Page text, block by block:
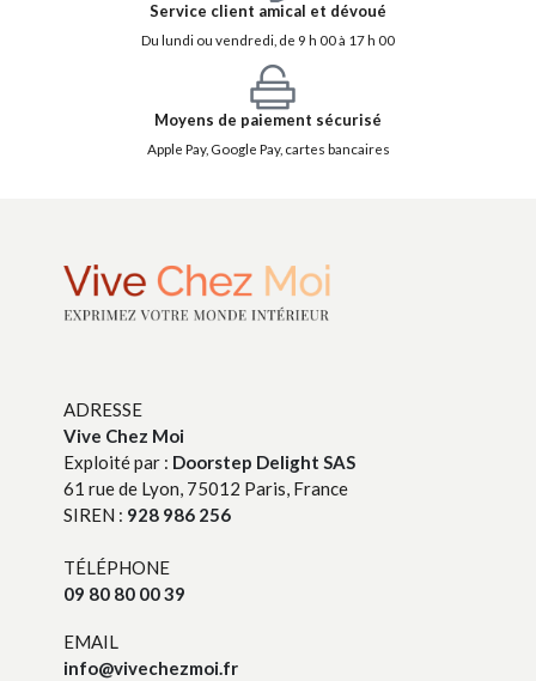
Service client amical et dévoué
Du lundi ou vendredi, de 9 h 00 à 17 h 00
Moyens de paiement sécurisé
Apple Pay, Google Pay, cartes bancaires
ADRESSE
Vive Chez Moi
Exploité par : Doorstep Delight SAS
61 rue de Lyon, 75012 Paris, France
SIREN : 928 986 256
TÉLÉPHONE
09 80 80 00 39
EMAIL
info@vivechezmoi.fr